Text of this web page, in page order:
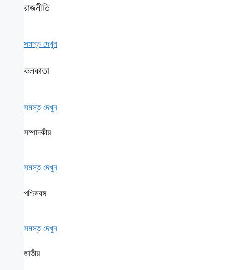
রাজনীতি
সমস্ত দেখুন
কলকাতা
সমস্ত দেখুন
সম্পাদকীয়
সমস্ত দেখুন
পশ্চিমবঙ্গ
সমস্ত দেখুন
জাতীয়